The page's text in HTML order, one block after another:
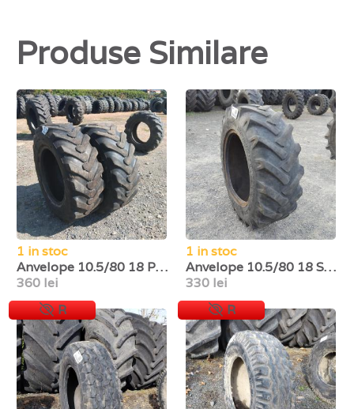
Produse Similare
1 in stoc
Anvelope 10.5/80 18 Petlas
360 lei
1 in stoc
Anvelope 10.5/80 18 Speedways
330 lei
R
R